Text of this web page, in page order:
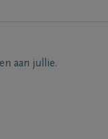
aan jullie.